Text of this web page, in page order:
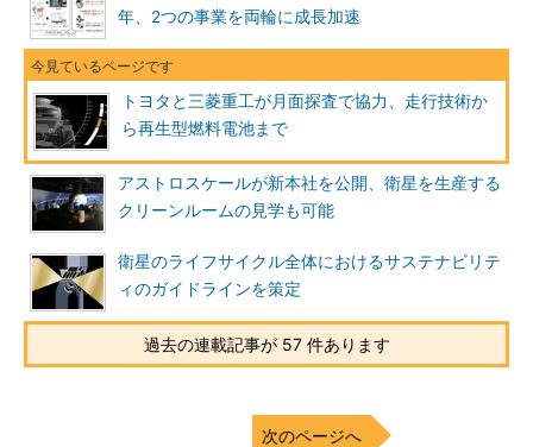
年、2つの事業を両輪に成長加速
トヨタと三菱重工が月面探査で協力、走行技術か
ら再生型燃料電池まで
アストロスケールが新本社を公開、衛星を生産する
クリーンルームの見学も可能
衛星のライフサイクル全体におけるサステナビリテ
ィのガイドラインを策定
過去の連載記事が 57 件あります
次のページへ